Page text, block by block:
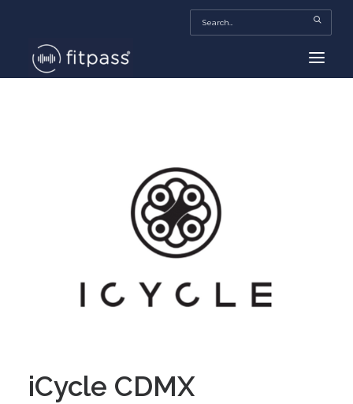
iCycle CDMX